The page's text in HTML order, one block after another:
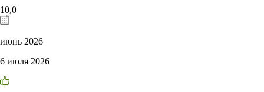
10,0
июнь 2026
6 июля 2026